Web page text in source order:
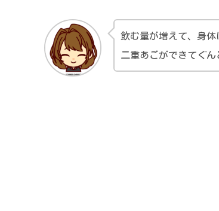
飲む量が増えて、身体
二重あごができてぐん